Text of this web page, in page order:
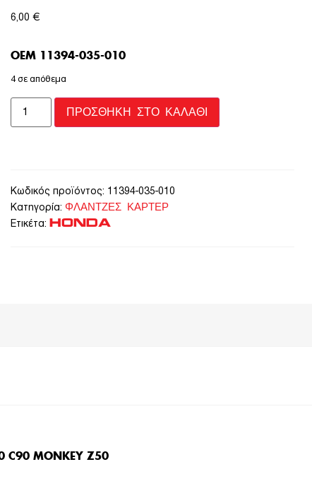
6,00 €
OEM 11394-035-010
4 σε απόθεμα
ΠΡΟΣΘΉΚΗ ΣΤΟ ΚΑΛΆΘΙ
Κωδικός προϊόντος: 11394-035-010
Κατηγορία: ΦΛΑΝΤΖΕΣ ΚΑΡΤΕΡ
Ετικέτα: HONDA
MONKEY Z50